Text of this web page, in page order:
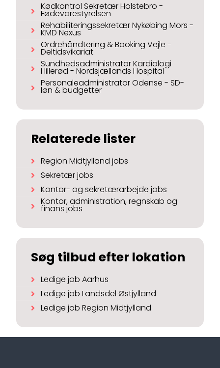
Kødkontrol Sekretær Holstebro -
Fødevarestyrelsen
Rehabiliteringssekretær Nykøbing Mors -
KMD Nexus
Ordrehåndtering & Booking Vejle -
Deltidsvikariat
Sundhedsadministrator Kardiologi
Hillerød - Nordsjællands Hospital
Personaleadministrator Odense - SD-
løn & budgetter
Relaterede lister
Region Midtjylland jobs
Sekretær jobs
Kontor- og sekretærarbejde jobs
Kontor, administration, regnskab og
finans jobs
Søg tilbud efter lokation
Ledige job Aarhus
Ledige job Landsdel Østjylland
Ledige job Region Midtjylland